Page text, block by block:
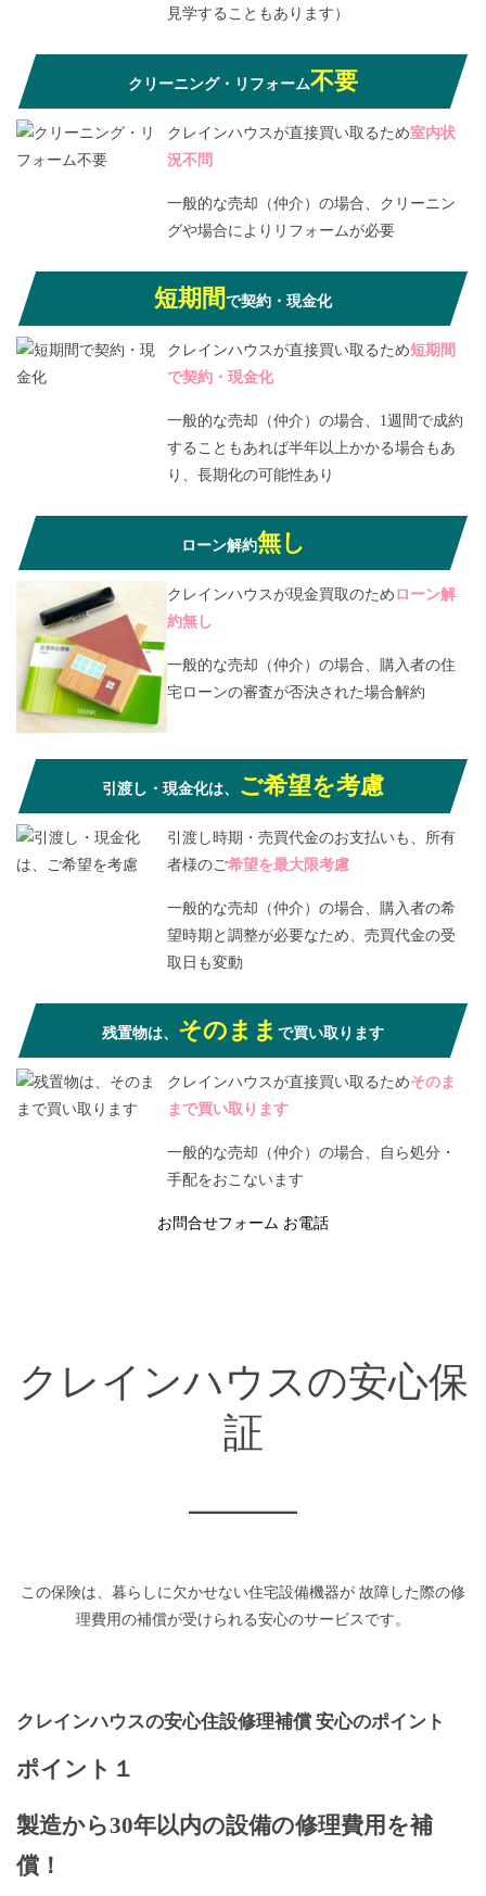
見学することもあります）
クリーニング・リフォーム不要
クレインハウスが直接買い取るため室内状
況不問
一般的な売却（仲介）の場合、クリーニン
グや場合によりリフォームが必要
短期間 で契約・現金化
クレインハウスが直接買い取るため短期間
で契約・現金化
一般的な売却（仲介）の場合、1週間で成約
することもあれば半年以上かかる場合もあ
り、長期化の可能性あり
ローン解約無し
クレインハウスが現金買取のためローン解
約無し
一般的な売却（仲介）の場合、購入者の住
宅ローンの審査が否決された場合解約
引渡し・現金化は、 ご希望を考慮
引渡し時期・売買代金のお支払いも、所有
者様のご希望を最大限考慮
一般的な売却（仲介）の場合、購入者の希
望時期と調整が必要なため、売買代金の受
取日も変動
残置物は、 そのまま で買い取ります
クレインハウスが直接買い取るためそのま
まで買い取ります
一般的な売却（仲介）の場合、自ら処分・
手配をおこないます
お問合せフォーム お電話
クレインハウスの安心保
証
この保険は、暮らしに欠かせない住宅設備機器が 故障した際の修
理費用の補償が受けられる安心のサービスです。
クレインハウスの安心住設修理補償 安心のポイント
ポイント１
製造から30年以内の設備の修理費用を補
償！